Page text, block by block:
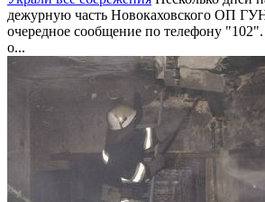
дежурную часть Новокаховского ОП
очередное сообщение по телефону
о...